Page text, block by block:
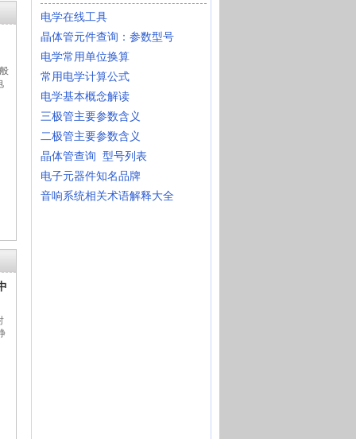
电学在线工具
晶体管元件查询：参数型号
电学常用单位换算
常用电学计算公式
电学基本概念解读
三极管主要参数含义
二极管主要参数含义
晶体管查询 型号列表
电子元器件知名品牌
音响系统相关术语解释大全